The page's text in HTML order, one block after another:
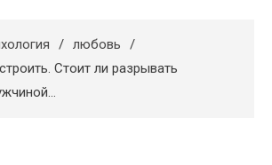
любовь
Стоит ли разрывать